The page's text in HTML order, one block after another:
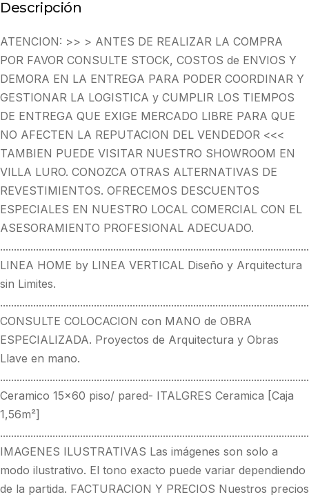
Descripción
ATENCION: >> > ANTES DE REALIZAR LA COMPRA
POR FAVOR CONSULTE STOCK, COSTOS de ENVIOS Y
DEMORA EN LA ENTREGA PARA PODER COORDINAR Y
GESTIONAR LA LOGISTICA y CUMPLIR LOS TIEMPOS
DE ENTREGA QUE EXIGE MERCADO LIBRE PARA QUE
NO AFECTEN LA REPUTACION DEL VENDEDOR <<<
TAMBIEN PUEDE VISITAR NUESTRO SHOWROOM EN
VILLA LURO. CONOZCA OTRAS ALTERNATIVAS DE
REVESTIMIENTOS. OFRECEMOS DESCUENTOS
ESPECIALES EN NUESTRO LOCAL COMERCIAL CON EL
ASESORAMIENTO PROFESIONAL ADECUADO.
LINEA HOME by LINEA VERTICAL Diseño y Arquitectura
sin Limites.
CONSULTE COLOCACION con MANO de OBRA
ESPECIALIZADA. Proyectos de Arquitectura y Obras
Llave en mano.
Ceramico 15x60 piso/ pared- ITALGRES Ceramica [Caja
1,56m²]
IMAGENES ILUSTRATIVAS Las imágenes son solo a
modo ilustrativo. El tono exacto puede variar dependiendo
de la partida. FACTURACION Y PRECIOS Nuestros precios